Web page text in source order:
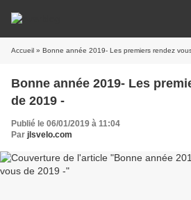
Accueil » Bonne année 2019- Les premiers rendez
Bonne année 2019- Les
de 2019 -
Publié le 06/01/2019 à 11:04
Par jlsvelo.com